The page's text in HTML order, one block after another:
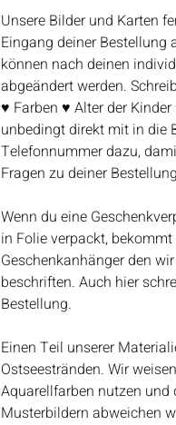
Unsere Bilder und Karten
Eingang deiner Bestellung
können nach deinen
abgeändert werden.
♥ Farben ♥ Alter der
unbedingt direkt mit in die
Telefonnummer dazu,
Fragen zu deiner
Wenn du eine
in Folie verpackt,
Geschenkanhänger den
beschriften. Auch hier
Bestellung.
Einen Teil unserer
Ostseestränden. Wir
Aquarellfarben nutzen
Musterbildern abweichen